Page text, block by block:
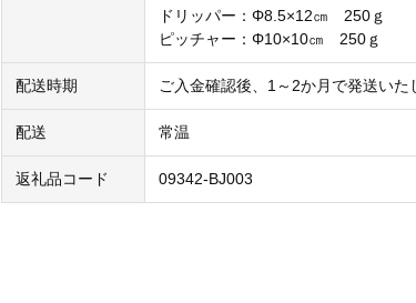
ドリッパー：Φ8.5×12㎝ 250ｇ
ピッチャー：Φ10×10㎝ 250ｇ
配送時期 ご入金確認後、1～2か月で発送いた
配送 常温
返礼品コード 09342-BJ003